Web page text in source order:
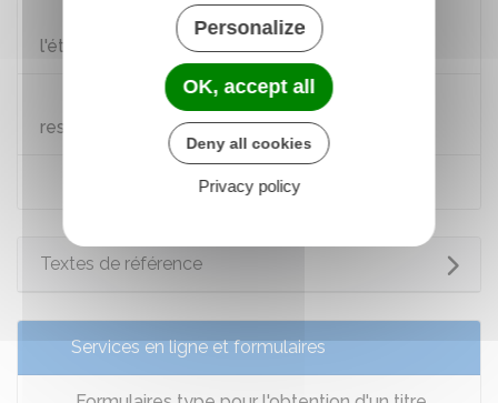
Faire reconnaître un divorce prononcé à
l'étranger
Reconnaissance des jugements sur la
responsabilité parentale rendus en Europe
Recouvrement créances alimentaires
Textes de référence
Services en ligne et formulaires
Personalize
OK, accept all
Deny all cookies
Privacy policy